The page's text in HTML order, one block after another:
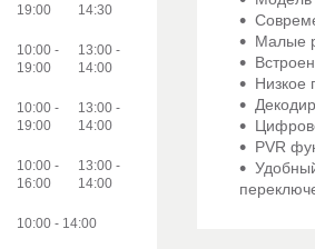
Малые
Низкое
PVR
19:00
14:30
10:00
19:00
13:00
14:00
10:00
19:00
13:00
14:00
10:00
16:00
13:00
14:00
10:00 14:00